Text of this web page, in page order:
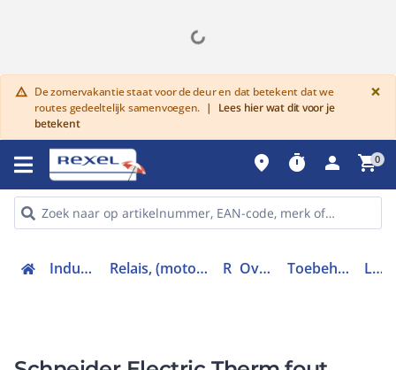
warning De zomervakantie staat voor de deur en dat betekent dat we
routes gedeeltelijk samenvoegen. |
Lees hier wat dit voor je
betekent
×
place timer person shopping_cart0
Industriele componenten Relais, (motor)beveiliging en magneetschakelaars Relais Overbelastingrelais Toebehoren overbelastingsrelais LUFDA01